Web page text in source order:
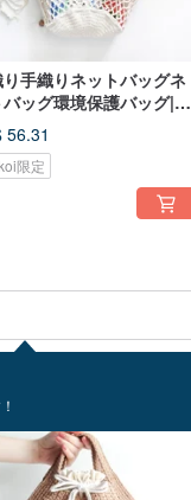
手織りネットバッグネ
バッグ環境保護バッグ|折
み式収納
56.31
限定